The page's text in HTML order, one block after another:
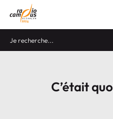
C’était